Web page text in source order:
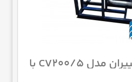
بوستر پمپ پمپیران مدل CV200/5 با